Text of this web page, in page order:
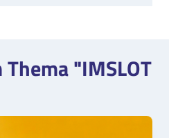
"IMSLOT